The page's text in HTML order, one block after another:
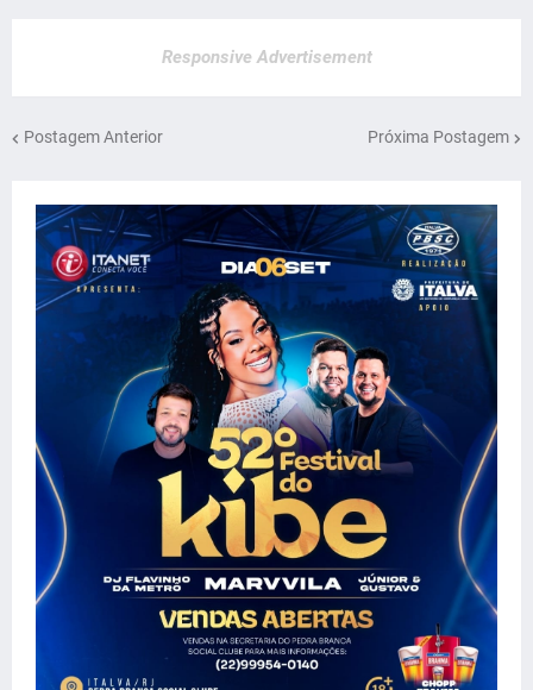
Responsive Advertisement
Postagem Anterior Próxima Postagem